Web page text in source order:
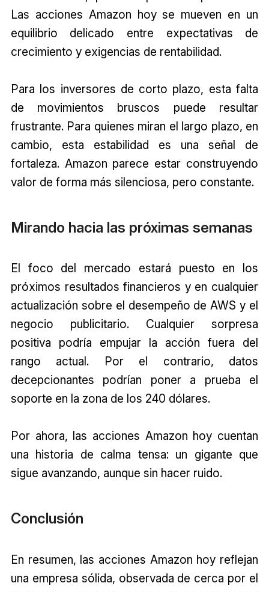
Las acciones Amazon hoy se mueven en un
equilibrio delicado entre expectativas de
crecimiento y exigencias de rentabilidad.
Para los inversores de corto plazo, esta falta
de movimientos bruscos puede resultar
frustrante. Para quienes miran el largo plazo, en
cambio, esta estabilidad es una señal de
fortaleza. Amazon parece estar construyendo
valor de forma más silenciosa, pero constante.
Mirando hacia las próximas semanas
El foco del mercado estará puesto en los
próximos resultados financieros y en cualquier
actualización sobre el desempeño de AWS y el
negocio publicitario. Cualquier sorpresa
positiva podría empujar la acción fuera del
rango actual. Por el contrario, datos
decepcionantes podrían poner a prueba el
soporte en la zona de los 240 dólares.
Por ahora, las acciones Amazon hoy cuentan
una historia de calma tensa: un gigante que
sigue avanzando, aunque sin hacer ruido.
Conclusión
En resumen, las acciones Amazon hoy reflejan
una empresa sólida, observada de cerca por el